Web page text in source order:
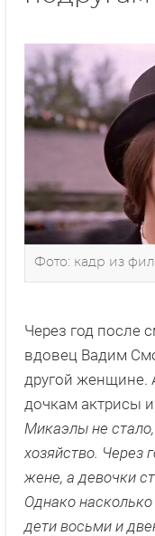
Фото: кадр из
Через год после
вдовец Вадим
другой женщине.
дочкам актрисы
Микаэлы не
хозяйство. Через
жене, а девочки
Однако
дети восьми и